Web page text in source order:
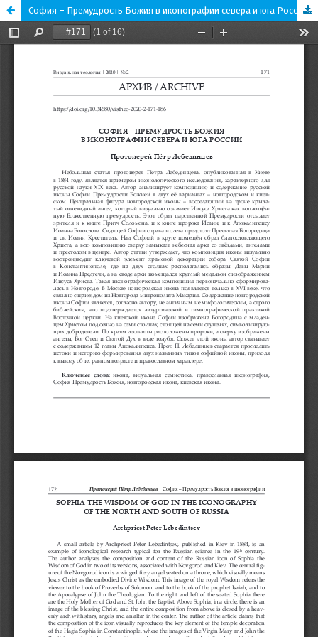
София – Премудрость Божия в иконографии севера и юга России